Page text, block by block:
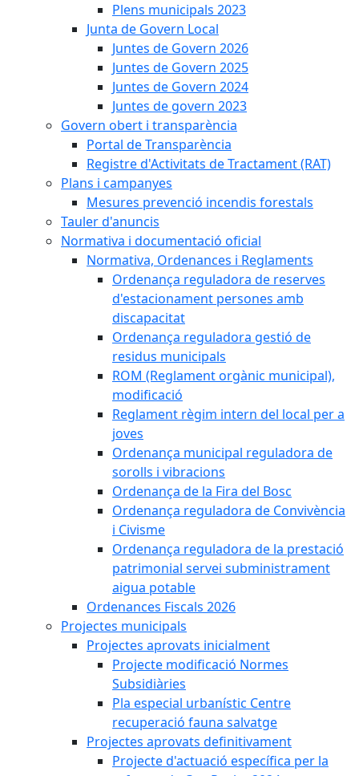
Plens municipals 2023
Junta de Govern Local
Juntes de Govern 2026
Juntes de Govern 2025
Juntes de Govern 2024
Juntes de govern 2023
Govern obert i transparència
Portal de Transparència
Registre d'Activitats de Tractament (RAT)
Plans i campanyes
Mesures prevenció incendis forestals
Tauler d'anuncis
Normativa i documentació oficial
Normativa, Ordenances i Reglaments
Ordenança reguladora de reserves
d'estacionament persones amb
discapacitat
Ordenança reguladora gestió de
residus municipals
ROM (Reglament orgànic municipal),
modificació
Reglament règim intern del local per a
joves
Ordenança municipal reguladora de
sorolls i vibracions
Ordenança de la Fira del Bosc
Ordenança reguladora de Convivència
i Civisme
Ordenança reguladora de la prestació
patrimonial servei subministrament
aigua potable
Ordenances Fiscals 2026
Projectes municipals
Projectes aprovats inicialment
Projecte modificació Normes
Subsidiàries
Pla especial urbanístic Centre
recuperació fauna salvatge
Projectes aprovats definitivament
Projecte d'actuació específica per la